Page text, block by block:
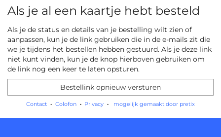
vast
voor
Ticket
(pay
what
you
want)
Als je al een kaartje hebt besteld
Als je de status en details van je bestelling wilt zien of
aanpassen, kun je de link gebruiken die in de e-mails zit die
we je tijdens het bestellen hebben gestuurd. Als je deze link
niet kunt vinden, kun je de knop hierboven gebruiken om
de link nog een keer te laten opsturen.
Bestellink opnieuw versturen
Contact Colofon Privacy mogelijk gemaakt door pretix